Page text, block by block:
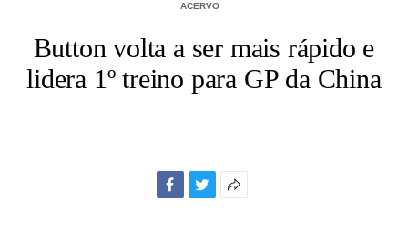
ACERVO
Button volta a ser mais rápido e
lidera 1º treino para GP da China